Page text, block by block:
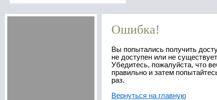
Ошибка!
Вы попытались получить
не доступен или не
Убедитесь, пожалуйста, что
правильно и затем
раз.
Вернуться на главную